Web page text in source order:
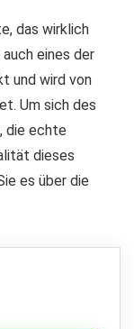
das wirklich
eines der
und wird von
Um sich des
die echte
dieses
es über die